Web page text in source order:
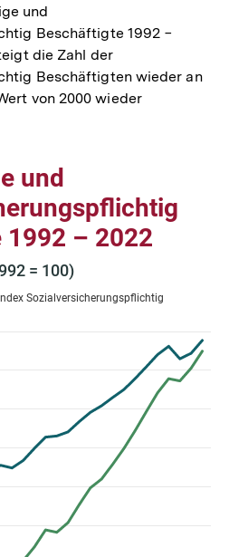
und
Beschäftigte 1992 −
die Zahl der
Beschäftigten wieder an
von 2000 wieder